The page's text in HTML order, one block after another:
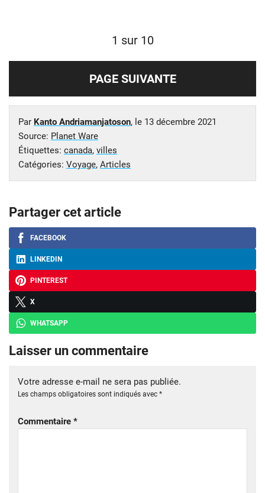
1 sur 10
PAGE SUIVANTE
Par Kanto Andriamanjatoson, le 13 décembre 2021
Source: Planet Ware
Étiquettes: canada, villes
Catégories: Voyage, Articles
Partager cet article
FACEBOOK
LINKEDIN
PINTEREST
X
WHATSAPP
Laisser un commentaire
Votre adresse e-mail ne sera pas publiée.
Les champs obligatoires sont indiqués avec *
Commentaire *